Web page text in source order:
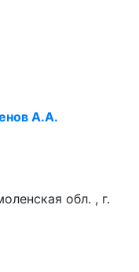
А.А.
обл. , г.